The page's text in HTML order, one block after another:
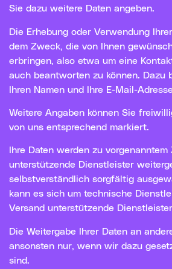
Sie dazu weitere Daten angeben.
Die Erhebung oder Verwendung
dem Zweck, die von Ihnen
erbringen, also etwa um eine
auch beantworten zu können. Dazu
Ihren Namen und Ihre E-Mail-
Weitere Angaben können Sie
von uns entsprechend markiert.
Ihre Daten werden zu
unterstützende Dienstleister
selbstverständlich sorgfältig
kann es sich um technische
Versand unterstützende
Die Weitergabe Ihrer Daten an
ansonsten nur, wenn wir dazu
sind.